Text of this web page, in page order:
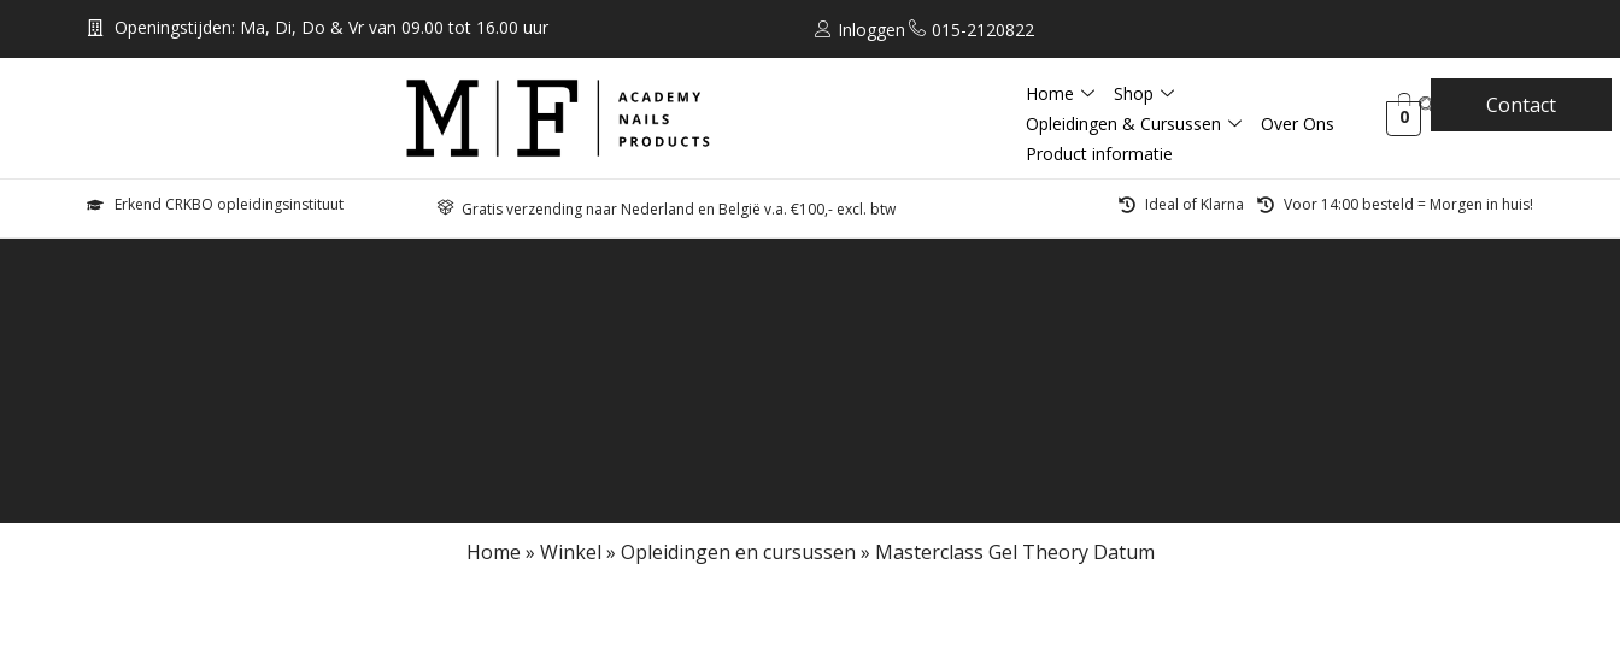
Openingstijden: Ma, Di, Do & Vr van 09.00 tot 16.00 uur Inloggen 015-2120822
Home
Shop
Opleidingen & Cursussen
Over Ons
Product informatie
0 Contact
Erkend CRKBO opleidingsinstituut Gratis verzending naar Nederland en België v.a. €100,- excl. btw Ideal of Klarna Voor 14:00 besteld = Morgen in huis!
Home » Winkel » Opleidingen en cursussen » Masterclass Gel Theory Datum